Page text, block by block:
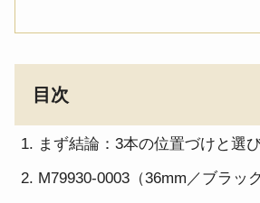
目次
まず結論：3本の位置づけと選
M79930-0003（36mm／ブラッ